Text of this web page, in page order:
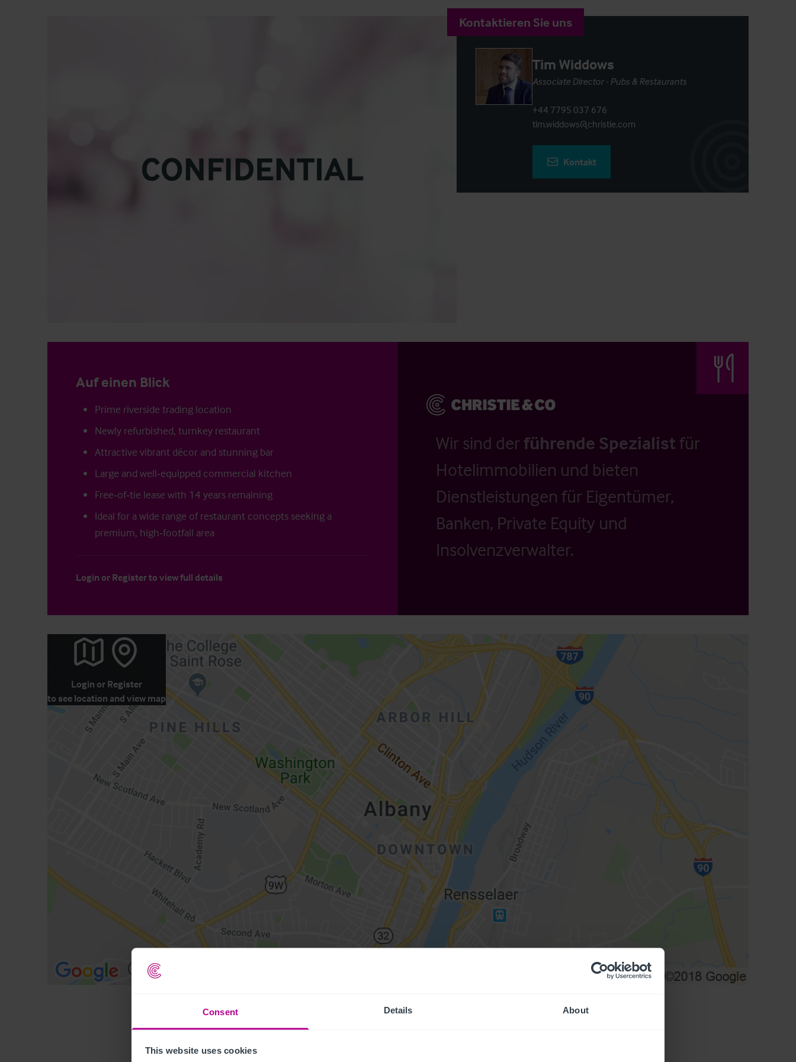
Consent Details About
This website uses cookies
Kontaktieren Sie uns
Tim Widdows
Associate Director - Pubs & Restaurants
+44 7795 037 676
tim.widdows@christie.com
Kontakt
Auf einen Blick
Prime riverside trading location
Newly refurbished, turnkey restaurant
Attractive vibrant décor and stunning bar
Large and well‑equipped commercial kitchen
Free‑of‑tie lease with 14 years remaining
Ideal for a wide range of restaurant concepts seeking a
premium, high‑footfall area
Login or Registerto view full details
Wir sind der führende Spezialistfür
Hotelimmobilien und bieten
Dienstleistungen für Eigentümer,
Banken, Private Equity und
Insolvenzverwalter.
Login or Register
to see location and view map